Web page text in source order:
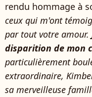
rendu hommage à
ceux qui m'ont
par tout votre amour.
disparition de mon
particulièrement
extraordinaire,
sa merveilleuse